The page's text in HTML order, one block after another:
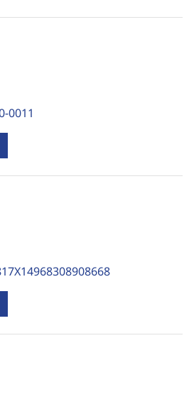
0011